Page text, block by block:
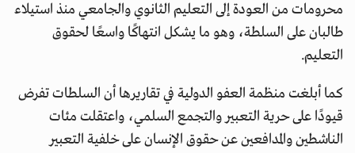
محرومات من العودة إلى التعليم الثانوي والجامعي منذ استيلاء
طالبان على السلطة، وهو ما يشكل انتهاكًا واسعًا لحقوق
التعليم.
كما أبلغت منظمة العفو الدولية في تقاريرها أن السلطات تفرض
قيودًا على حرية التعبير والتجمع السلمي، واعتقلت مئات
الناشطين والمدافعين عن حقوق الإنسان على خلفية التعبير